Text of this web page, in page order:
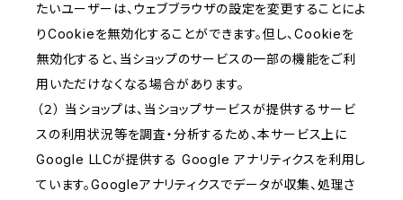
たいユーザーは、ウェブブラウザの設定を変更することによ
りCookieを無効化することができます。但し、Cookieを
無効化すると、当ショップのサービスの一部の機能をご利
用いただけなくなる場合があります。
（２） 当ショップは、当ショップサービスが提供するサービ
スの利用状況等を調査・分析するため、本サービス上に
Google LLCが提供する Google アナリティクスを利用し
ています。Googleアナリティクスでデータが収集、処理さ